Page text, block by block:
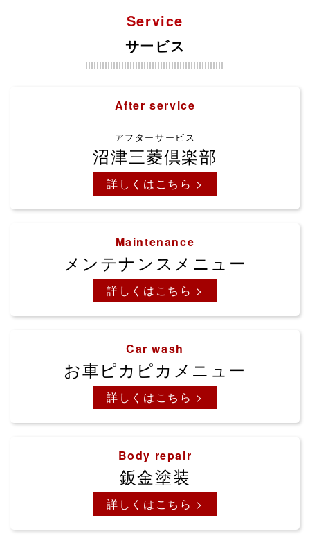
NEW CAR LINEUP
USED CAR LINEUP
Service
サービス
After service
アフターサービス
沼津三菱倶楽部
詳しくはこちら >
Maintenance
メンテナンスメニュー
詳しくはこちら >
Car wash
お車ピカピカメニュー
詳しくはこちら >
Body repair
鈑金塗装
詳しくはこちら >